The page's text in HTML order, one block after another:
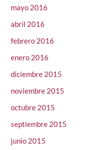
mayo 2016
abril 2016
febrero 2016
enero 2016
diciembre 2015
noviembre 2015
octubre 2015
septiembre 2015
junio 2015